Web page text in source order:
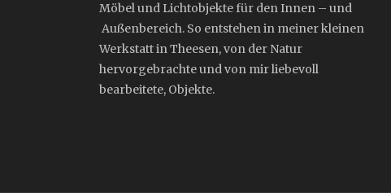
Möbel und Lichtobjekte für den Innen – und
Außenbereich. So entstehen in meiner kleinen
Werkstatt in Theesen, von der Natur
hervorgebrachte und von mir liebevoll
bearbeitete, Objekte.